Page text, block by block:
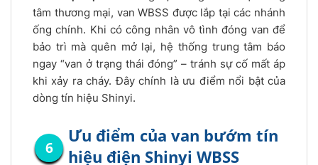
tâm thương mại, van WBSS được lắp tại các nhánh
ống chính. Khi có công nhân vô tình đóng van để
bảo trì mà quên mở lại, hệ thống trung tâm báo
ngay “van ở trạng thái đóng” – tránh sự cố mất áp
khi xảy ra cháy. Đây chính là ưu điểm nổi bật của
dòng tín hiệu Shinyi.
Ưu điểm của van bướm tín
hiệu điện Shinyi WBSS